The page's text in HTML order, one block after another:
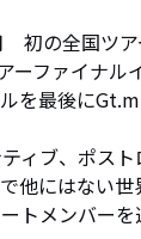
　初の全国ツ
ーファイナ
を最後に
ィブ、ポス
他にはない世
トメンバー